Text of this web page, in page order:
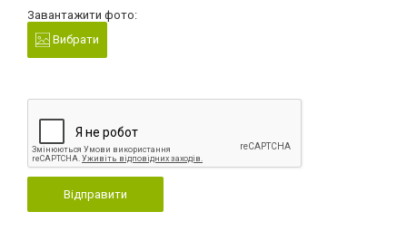
Завантажити фото:
Вибрати
Відправити